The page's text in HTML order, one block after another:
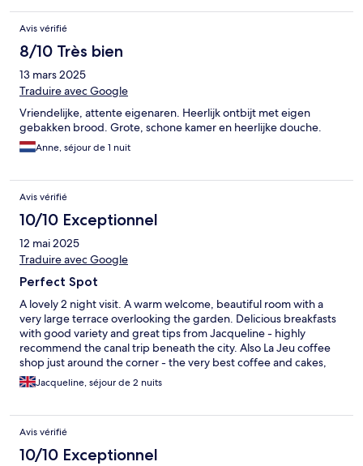
Avis vérifié
8/10 Très bien
13 mars 2025
Traduire avec Google
Vriendelijke, attente eigenaren. Heerlijk ontbijt met eigen
gebakken brood. Grote, schone kamer en heerlijke douche.
Anne, séjour de 1 nuit
Avis vérifié
10/10 Exceptionnel
12 mai 2025
Traduire avec Google
Perfect Spot
A lovely 2 night visit. A warm welcome, beautiful room with a
very large terrace overlooking the garden. Delicious breakfasts
with good variety and great tips from Jacqueline - highly
recommend the canal trip beneath the city. Also La Jeu coffee
shop just around the corner - the very best coffee and cakes,
and the finest cups to drink from.
Jacqueline, séjour de 2 nuits
Avis vérifié
10/10 Exceptionnel